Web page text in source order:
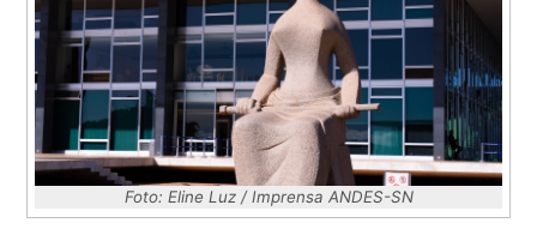
Foto: Eline Luz / Imprensa ANDES-SN